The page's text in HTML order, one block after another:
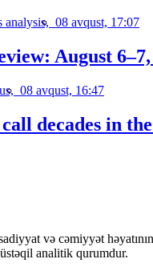
analysis, 08 avqust, 17:07
August 6–7,
08 avqust, 16:47
decades in
və cəmiyyət
analitik qurumdur.